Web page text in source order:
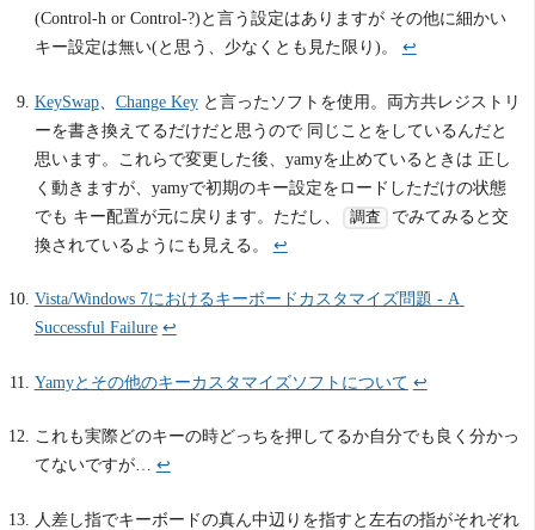
(Control-h or Control-?)と言う設定はありますが その他に細かい
キー設定は無い(と思う、少なくとも見た限り)。 ↩
KeySwap、 Change Keyと言ったソフトを使用。両方共レジストリ
ーを書き換えてるだけだと思うので 同じことをしているんだと
思います。これらで変更した後、yamyを止めているときは 正し
く動きますが、yamyで初期のキー設定をロードしただけの状態
でも キー配置が元に戻ります。ただし、
調査
でみてみると交
換されているようにも見える。 ↩
Vista/Windows 7におけるキーボードカスタマイズ問題 - A
Successful Failure ↩
Yamyとその他のキーカスタマイズソフトについて ↩
これも実際どのキーの時どっちを押してるか自分でも良く分かっ
てないですが… ↩
人差し指でキーボードの真ん中辺りを指すと左右の指がそれぞれ